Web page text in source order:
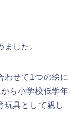
した。
わせて1つの絵に
ら小学校低学年
玩具として親し